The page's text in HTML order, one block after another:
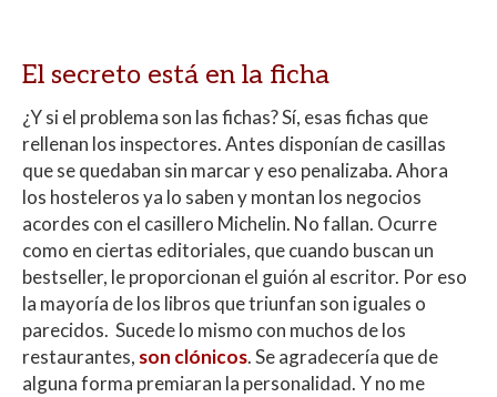
El secreto está en la ficha
¿Y si el problema son las fichas? Sí, esas fichas que
rellenan los inspectores. Antes disponían de casillas
que se quedaban sin marcar y eso penalizaba. Ahora
los hosteleros ya lo saben y montan los negocios
acordes con el casillero Michelin. No fallan. Ocurre
como en ciertas editoriales, que cuando buscan un
bestseller, le proporcionan el guión al escritor. Por eso
la mayoría de los libros que triunfan son iguales o
parecidos. Sucede lo mismo con muchos de los
restaurantes, son clónicos. Se agradecería que de
alguna forma premiaran la personalidad. Y no me